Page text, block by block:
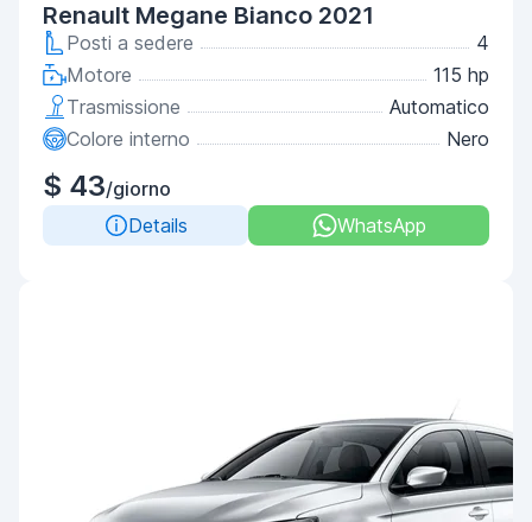
Renault Megane Bianco 2021
Posti a sedere
4
Motore
115 hp
Trasmissione
Automatico
Colore interno
Nero
$ 43/giorno
Details
WhatsApp